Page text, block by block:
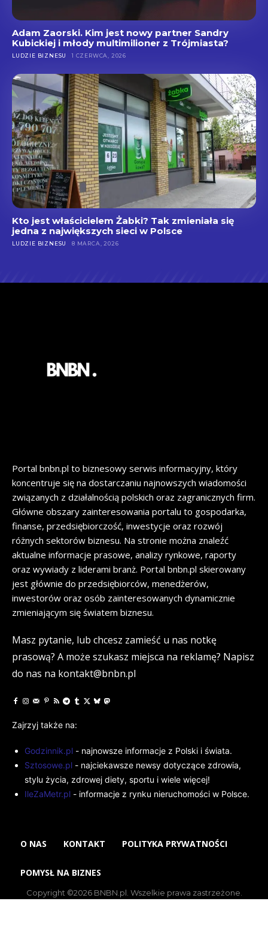
Adam Zaorski. Kim jest nowy partner Sandry
Kubickiej i młody multimilioner z Trójmiasta?
LUDZIE BIZNESU 1 CZERWCA, 2026
Kto jest właścicielem Żabki? Tak zmieniała się
jedna z największych sieci w Polsce
LUDZIE BIZNESU 8 MARCA, 2026
Portal bnbn.pl to biznesowy serwis informacyjny, który
koncentruje się na dostarczaniu najnowszych wiadomości
związanych z działalnością polskich oraz zagranicznych firm.
Główne obszary zainteresowania portalu to gospodarka,
finanse, przedsiębiorczość, inwestycje oraz rozwój
różnych sektorów biznesu. Na stronie można znaleźć
aktualne informacje prasowe, analizy rynkowe, raporty
oraz wywiady z liderami branż. Portal bnbn.pl skierowany
jest głównie do przedsiębiorców, menedżerów,
inwestorów oraz osób zainteresowanych dynamicznie
zmieniającym się światem biznesu.
Masz pytanie, lub chcesz zamieść u nas notkę
prasową? A może szukasz miejsca na reklamę? Napisz
do nas na kontakt@bnbn.pl
Zajrzyj także na:
Godzinnik.pl - najnowsze informacje z Polski i świata.
Sztosowe.pl - najciekawsze newsy dotyczące zdrowia,
stylu życia, zdrowej diety, sportu i wiele więcej!
IleZaMetr.pl - informacje z rynku nieruchomości w Polsce.
O NAS KONTAKT POLITYKA PRYWATNOŚCI
POMYSŁ NA BIZNES
Copyright ©2026 BNBN.pl. Wszelkie prawa zastrzeżone.